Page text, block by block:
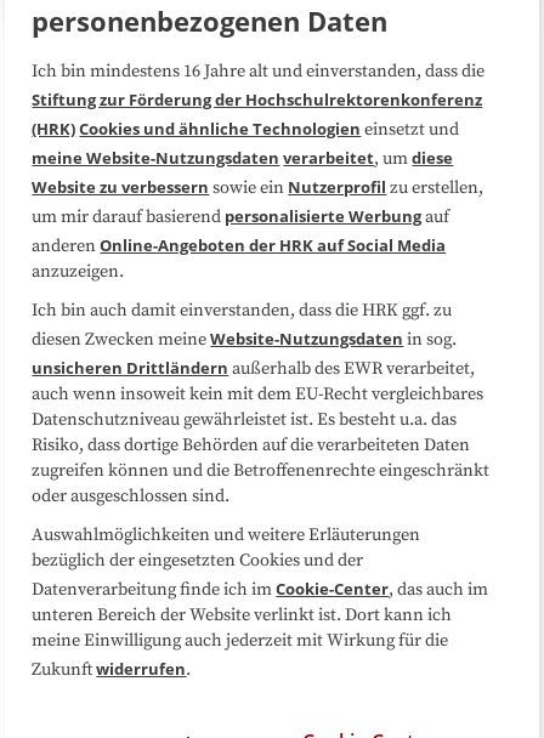
Über uns FAQ
Medienarbeit Kooperationen
Datenschutzerklärung Impressum
Sitemap
Folgen Sie uns
personenbezogenen Daten
Ich bin mindestens 16 Jahre alt und einverstanden, dass die
Stiftung zur Förderung der Hochschulrektorenkonferenz
(HRK)Cookies und ähnliche Technologien einsetzt und
meine Website-Nutzungsdaten verarbeitet, umdiese
Website zu verbessern sowie ein Nutzerprofil zu erstellen,
um mir darauf basierend personalisierte Werbungauf
anderenOnline-Angeboten der HRK auf Social Media
anzuzeigen.
Ich bin auch damit einverstanden, dass die HRK ggf. zu
diesen Zwecken meineWebsite-Nutzungsdaten in sog.
unsicheren Drittländern außerhalb des EWR verarbeitet,
auch wenn insoweit kein mit dem EU-Recht vergleichbares
Datenschutzniveau gewährleistet ist. Es besteht u.a. das
Risiko, dass dortige Behörden auf die verarbeiteten Daten
zugreifen können und die Betroffenenrechte eingeschränkt
oder ausgeschlossen sind.
Auswahlmöglichkeiten und weitere Erläuterungen
bezüglich der eingesetzten Cookies und der
Datenverarbeitung finde ich imCookie-Center, das auch im
unteren Bereich der Website verlinkt ist. Dort kann ich
meine Einwilligung auch jederzeit mit Wirkung für die
Zukunftwiderrufen.